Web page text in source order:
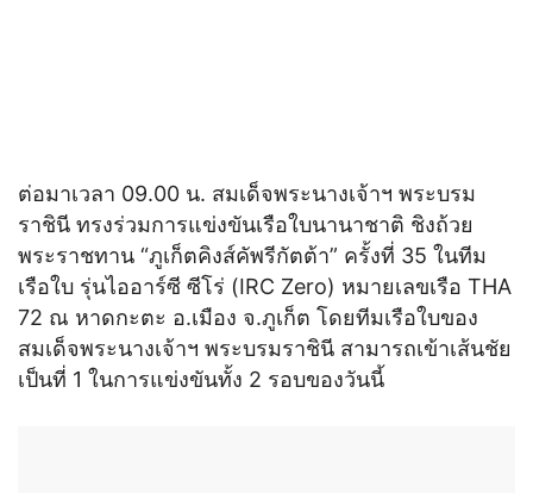
ต่อมาเวลา 09.00 น. สมเด็จพระนางเจ้าฯ พระบรม
ราชินี ทรงร่วมการแข่งขันเรือใบนานาชาติ ชิงถ้วย
พระราชทาน “ภูเก็ตคิงส์คัพรีกัตต้า” ครั้งที่ 35 ในทีม
เรือใบ รุ่นไออาร์ซี ซีโร่ (IRC Zero) หมายเลขเรือ THA
72 ณ หาดกะตะ อ.เมือง จ.ภูเก็ต โดยทีมเรือใบของ
สมเด็จพระนางเจ้าฯ พระบรมราชินี สามารถเข้าเส้นชัย
เป็นที่ 1 ในการแข่งขันทั้ง 2 รอบของวันนี้